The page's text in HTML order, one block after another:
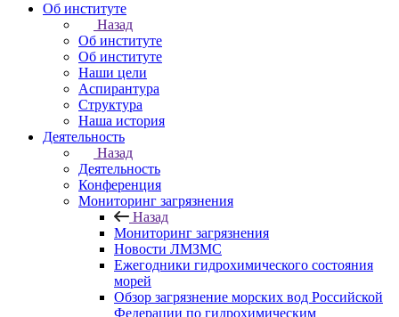
Об институте
Назад
Об институте
Об институте
Наши цели
Аспирантура
Структура
Наша история
Деятельность
Назад
Деятельность
Конференция
Мониторинг загрязнения
Назад
Мониторинг загрязнения
Новости ЛМЗМС
Ежегодники гидрохимического состояния
морей
Обзор загрязнение морских вод Российской
Федерации по гидрохимическим